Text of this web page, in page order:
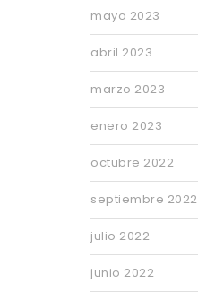
mayo 2023
abril 2023
marzo 2023
enero 2023
octubre 2022
septiembre 2022
julio 2022
junio 2022